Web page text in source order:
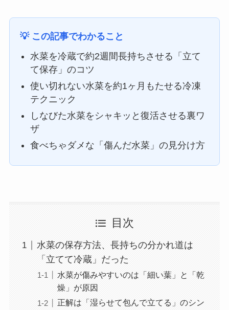
💡 この記事でわかること
水菜を冷蔵で約2週間長持ちさせる「立て
て保存」のコツ
使い切れない水菜を約1ヶ月もたせる冷凍
テクニック
しなびた水菜をシャキッと復活させる裏ワ
ザ
食べちゃダメな「傷んだ水菜」の見分け方
目次
水菜の保存方法、長持ちの分かれ道は
「立てて冷蔵」だった
水菜が傷みやすいのは「細い葉」と「乾
燥」が原因
正解は「湿らせて包んで立てる」のシン